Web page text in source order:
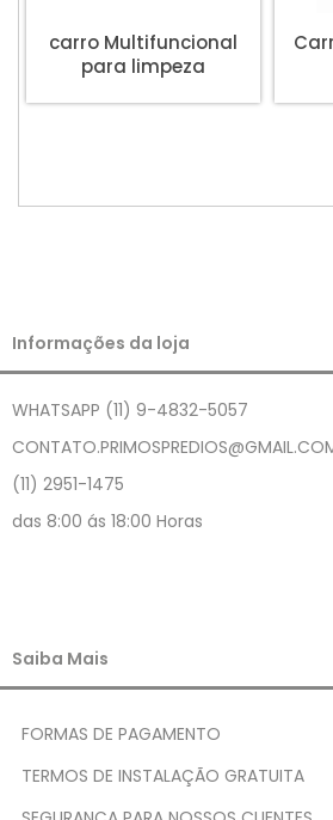
carro Multifuncional
para limpeza
Informações da loja
WHATSAPP (11) 9-4832-5057
(11) 2951-1475
das 8:00 ás 18:00 Horas
Saiba Mais
FORMAS DE PAGAMENTO
TERMOS DE INSTALAÇÃO GRATUITA